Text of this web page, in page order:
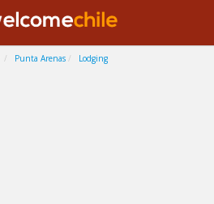
Punta Arenas Lodging